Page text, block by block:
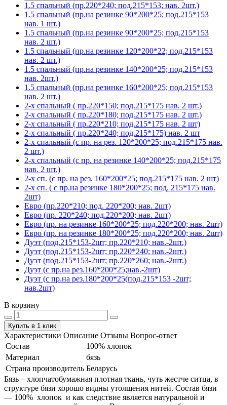
1.5 спальный (пр.220*240; под.215*153; нав. 2шт.)
1.5 спальный (пр.на резинке 90*200*25; под.215*153
нав. 1 шт.)
1.5 спальный (пр.на резинке 90*200*25; под.215*153
нав. 2 шт.)
1.5 спальный (пр.на резинке 120*200*22; под.215*153
нав. 2 шт.)
1.5 спальный (пр.на резинке 140*200*25; под.215*153
нав. 2шт.)
1.5 спальный (пр.на резинке 160*200*25; под.215*153
нав. 2 шт.)
2-х спальный ( пр.220*150; под.215*175 нав. 2 шт.)
2-х спальный ( пр.220*180; под.215*175 нав. 2 шт.)
2-х спальный ( пр.220*210; под.215*175 нав. 2 шт)
2-х спальный ( пр.220*240; под.215*175) нав. 2 шт
2-х спальный (с пр. на рез. 120*200*25; под.215*175 нав.
2 шт.)
2-х спальный (с пр. на резинке 140*200*25; под.215*175
нав. 2 шт.)
2-х сп. (с пр. на рез. 160*200*25; под.215*175 нав. 2 шт)
2-х сп. ( с пр.на резинке 180*200*25; под. 215*175 нав.
2шт)
Евро (пр.220*210; под. 220*200; нав. 2шт)
Евро (пр. 220*240; под.220*200; нав. 2шт)
Евро (пр. на резинке 160*200*25; под.220*200; нав. 2шт)
Евро (пр. на резинке 180*200*25; под.220*200; нав. 2шт)
Дуэт (под.215*153-2шт; пр.220*210; нав.-2шт.)
Дуэт (под.215*153-2шт; пр.220*240; нав.-2шт.)
Дуэт (под.215*153-2шт; пр.220*260; нав.-2шт.)
Дуэт (с пр.на рез.160*200*25;нав.-2шт)
Дуэт (с пр.на рез.180*200*25(под.215*153 -2шт;
нав.2шт)
В корзину
Купить в 1 клик
Характеристики Описание Отзывы Вопрос-ответ
Состав
100% хлопок
Материал
бязь
Страна производитель Беларусь
Бязь – хлопчатобумажная плотная ткань, чуть жестче ситца, в
структуре бязи хорошо видны утолщения нитей. Состав бязи
― 100% хлопок и как следствие является натуральной и